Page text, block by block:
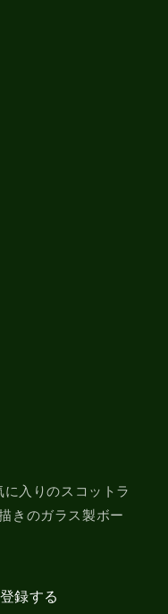
入りのスコットラ
きのガラス製ボー
録する